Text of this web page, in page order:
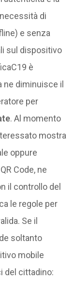
di
e senza
sul dispositivo
è
ne diminuisce il
per
. Al momento
mostra
oppure
Code, ne
il controllo del
le regole per
Se il
soltanto
mobile
del cittadino: